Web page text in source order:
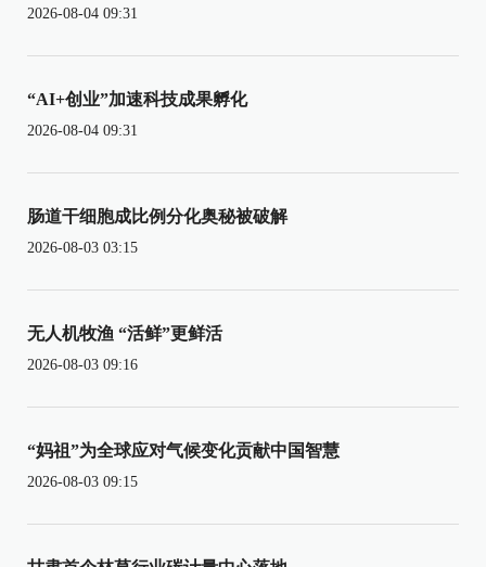
2026-08-04 09:31
“AI+创业”加速科技成果孵化
2026-08-04 09:31
肠道干细胞成比例分化奥秘被破解
2026-08-03 03:15
无人机牧渔 “活鲜”更鲜活
2026-08-03 09:16
“妈祖”为全球应对气候变化贡献中国智慧
2026-08-03 09:15